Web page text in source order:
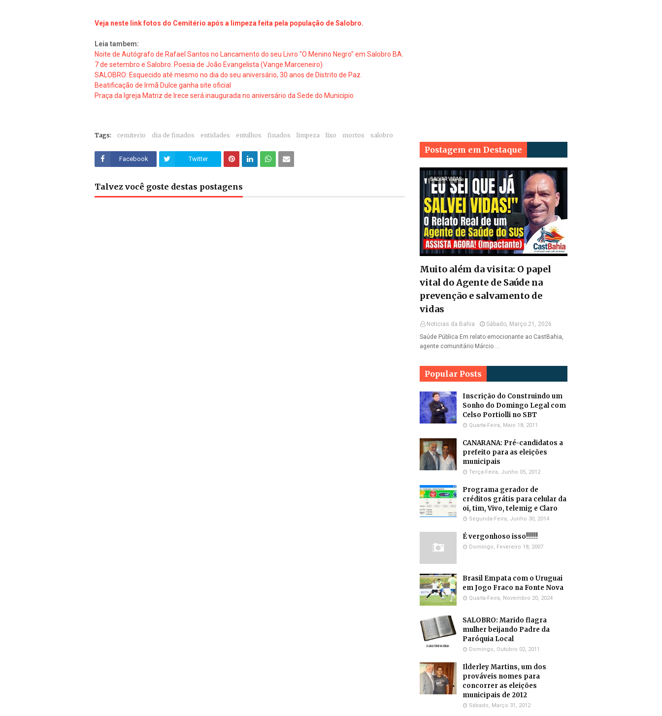
Veja neste link fotos do Cemitério após a limpeza feita pela população de Salobro.
Leia tambem:
Noite de Autógrafo de Rafael Santos no Lancamento do seu Livro "O Menino Negro" em Salobro BA.
7 de setembro e Salobro. Poesia de João Evangelista (Vange Marceneiro)
SALOBRO: Esquecido até mesmo no dia do seu aniversário, 30 anos de Distrito de Paz.
Beatificação de Irmã Dulce ganha site oficial
Praça da Igreja Matriz de Irece será inaugurada no aniversário da Sede do Municipio
Tags: cemiterio dia de finados entidades entulhos finados limpeza lixo mortos salobro
Facebook Twitter
Talvez você goste destas postagens
Postagem em Destaque
SALVAR VIDAS
Muito além da visita: O papel
vital do Agente de Saúde na
prevenção e salvamento de
vidas
Noticias da Bahia
Sábado, Março 21, 2026
Saúde Pública Em relato emocionante ao CastBahia,
agente comunitário Márcio …
Popular Posts
Inscrição do Construindo um
Sonho do Domingo Legal com
Celso Portiolli no SBT
Quarta-Feira, Maio 18, 2011
CANARANA: Pré-candidatos a
prefeito para as eleições
municipais
Terça-Feira, Junho 05, 2012
Programa gerador de
créditos grátis para celular da
oi, tim, Vivo, telemig e Claro
Segunda-Feira, Junho 30, 2014
É vergonhoso isso!!!!!!
Domingo, Fevereiro 18, 2007
Brasil Empata com o Uruguai
em Jogo Fraco na Fonte Nova
Quarta-Feira, Novembro 20, 2024
SALOBRO: Marido flagra
mulher beijando Padre da
Paróquia Local
Domingo, Outubro 02, 2011
Ilderley Martins, um dos
prováveis nomes para
concorrer as eleições
municipais de 2012
Sábado, Março 31, 2012